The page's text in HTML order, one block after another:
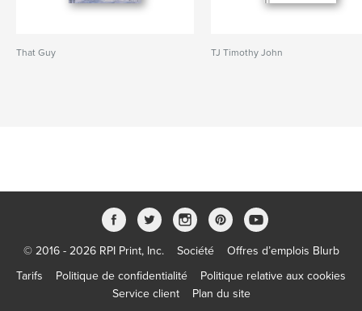
That Guy TJ Timothy John
© 2016 - 2026 RPI Print, Inc. Société
Offres d’emplois Blurb
Tarifs
Politique de confidentialité
Politique relative aux cookies
Service client
Plan du site